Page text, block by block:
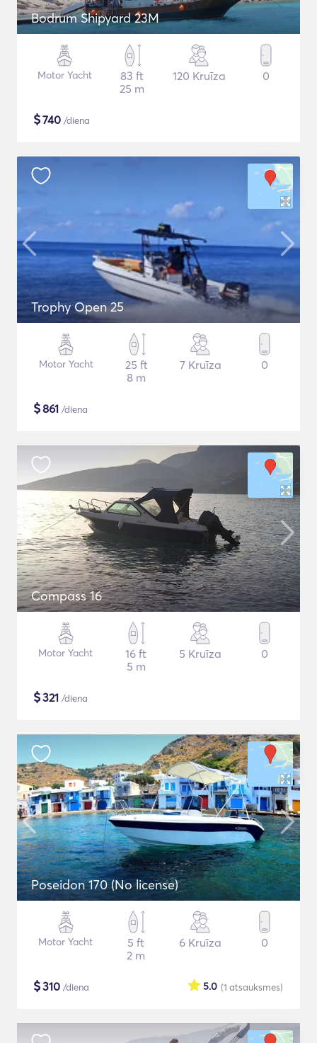
Bodrum Shipyard 23M
Motor Yacht
83 ft
25 m
120 Kruīza 0
$740 /diena
Trophy Open 25
Motor Yacht
25 ft
8 m
7 Kruīza 0
$861 /diena
Compass 16
Motor Yacht
16 ft
5 m
5 Kruīza 0
$321 /diena
Poseidon 170 (No license)
Motor Yacht
5 ft
2 m
6 Kruīza 0
$310 /diena (1 atsauksmes)
5.0